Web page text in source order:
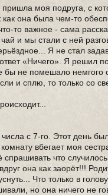
моя подруга, с
как она была чем-то
то важное - сама
и мы стали с ней
Я не стал
«Ничего». Я решил
не помешало немгого
и сплю, то только со
числа с 7-го. Этот день
вбегает моя
что
она как заорёт!!!
Что только в
но она ничего